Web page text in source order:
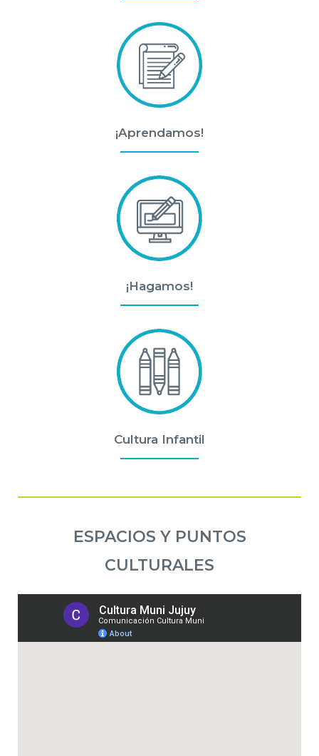
¡Aprendamos!
¡Hagamos!
Cultura Infantil
ESPACIOS Y PUNTOS
CULTURALES